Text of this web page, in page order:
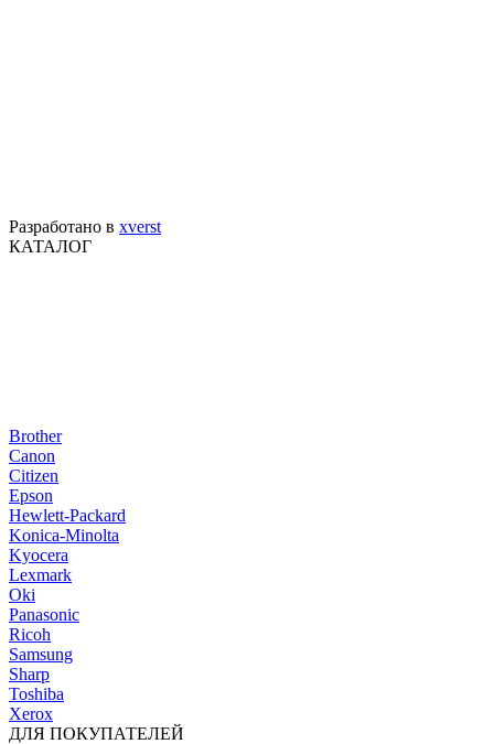
Разработано в xverst
КАТАЛОГ
Brother
Canon
Citizen
Epson
Hewlett-Packard
Konica-Minolta
Kyocera
Lexmark
Oki
Panasonic
Ricoh
Samsung
Sharp
Toshiba
Xerox
ДЛЯ ПОКУПАТЕЛЕЙ